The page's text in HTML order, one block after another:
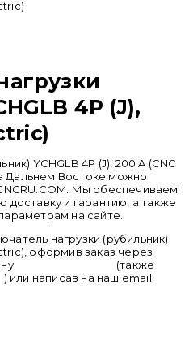
4P (J),
YCHGLB 4P (J), 200 A (CNC
Дальнем Востоке можно
Мы обеспечиваем
доставку и гарантию, а также
на сайте.
нагрузки (рубильник)
оформив заказ через
(также
) или написав на наш email